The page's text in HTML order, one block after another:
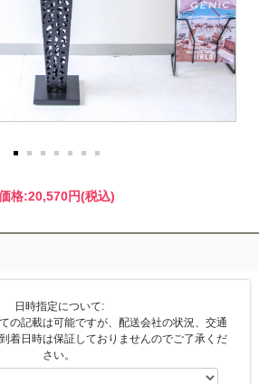
格:20,570円(税込)
日時指定について:
の記載は可能ですが、配送会社の状況、交通
着日時は保証しておりませんのでご了承くだ
さい。